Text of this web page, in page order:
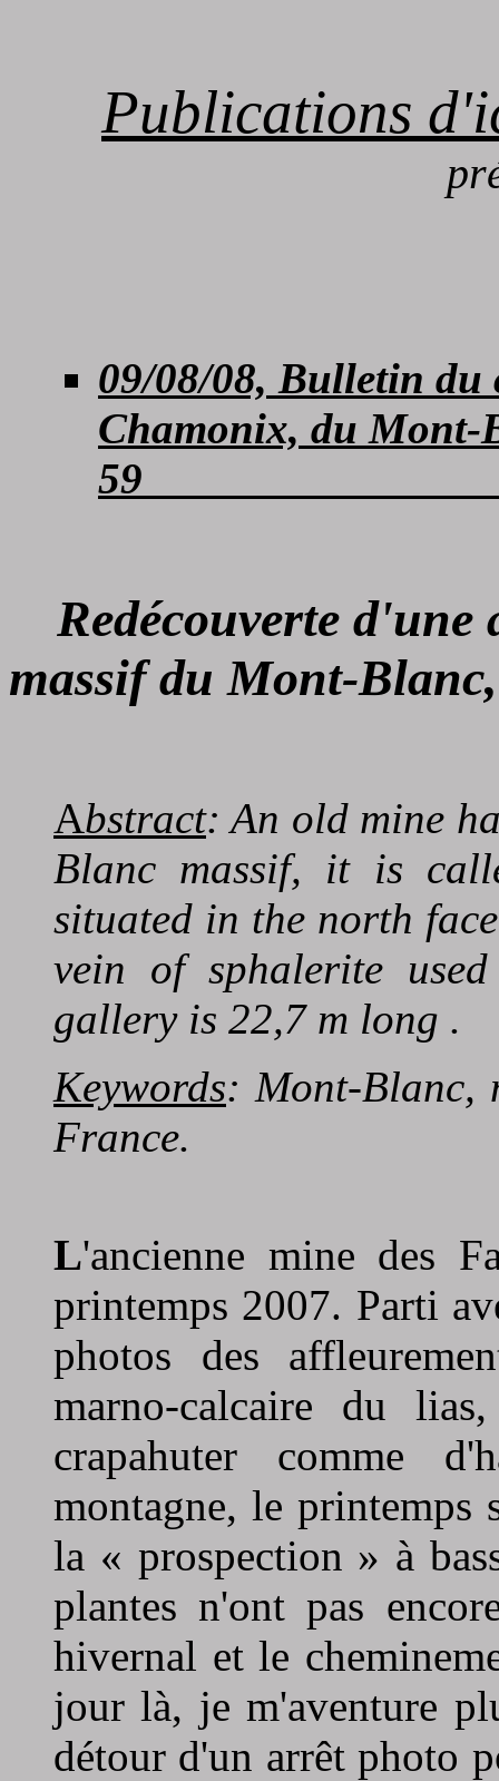
Publications
09/08/08, Bulletin du
Chamonix, du Mont-
Redécouverte d'une
massif du Mont-
Abstract: An old mine
Blanc massif, it is
situated in the north
vein of sphalerite
gallery is 22,7 m long .
Keywords: Mont-Blanc,
France.
L'ancienne mine des
printemps 2007. Parti
photos des
marno-calcaire du
crapahuter comme
montagne, le printemps
la « prospection » à
plantes n'ont pas
hivernal et le
jour là, je m'aventure
détour d'un arrêt photo